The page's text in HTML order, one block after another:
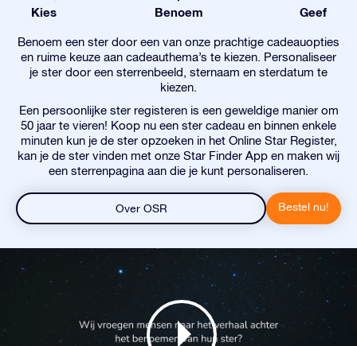
Kies Benoem Geef
Benoem een ster door een van onze prachtige cadeauopties
en ruime keuze aan cadeauthema’s te kiezen. Personaliseer
je ster door een sterrenbeeld, sternaam en sterdatum te
kiezen.
Een persoonlijke ster registeren is een geweldige manier om
50 jaar te vieren! Koop nu een ster cadeau en binnen enkele
minuten kun je de ster opzoeken in het Online Star Register,
kan je de ster vinden met onze Star Finder App en maken wij
een sterrenpagina aan die je kunt personaliseren.
Over OSR Bestel nu!